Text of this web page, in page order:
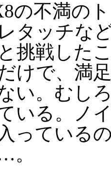
の不満の
タッチな
挑戦した
けで、満
い。むし
いる。ノ
っている